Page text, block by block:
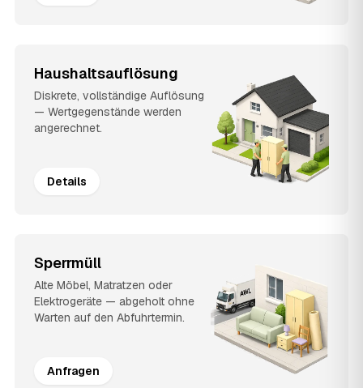
Haushaltsauflösung
Diskrete, vollständige Auflösung
— Wertgegenstände werden
angerechnet.
Details
Sperrmüll
Alte Möbel, Matratzen oder
Elektrogeräte — abgeholt ohne
Warten auf den Abfuhrtermin.
Anfragen